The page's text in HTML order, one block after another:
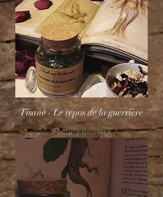
Tisane - Le repos de la guerrière
Rupture de stock